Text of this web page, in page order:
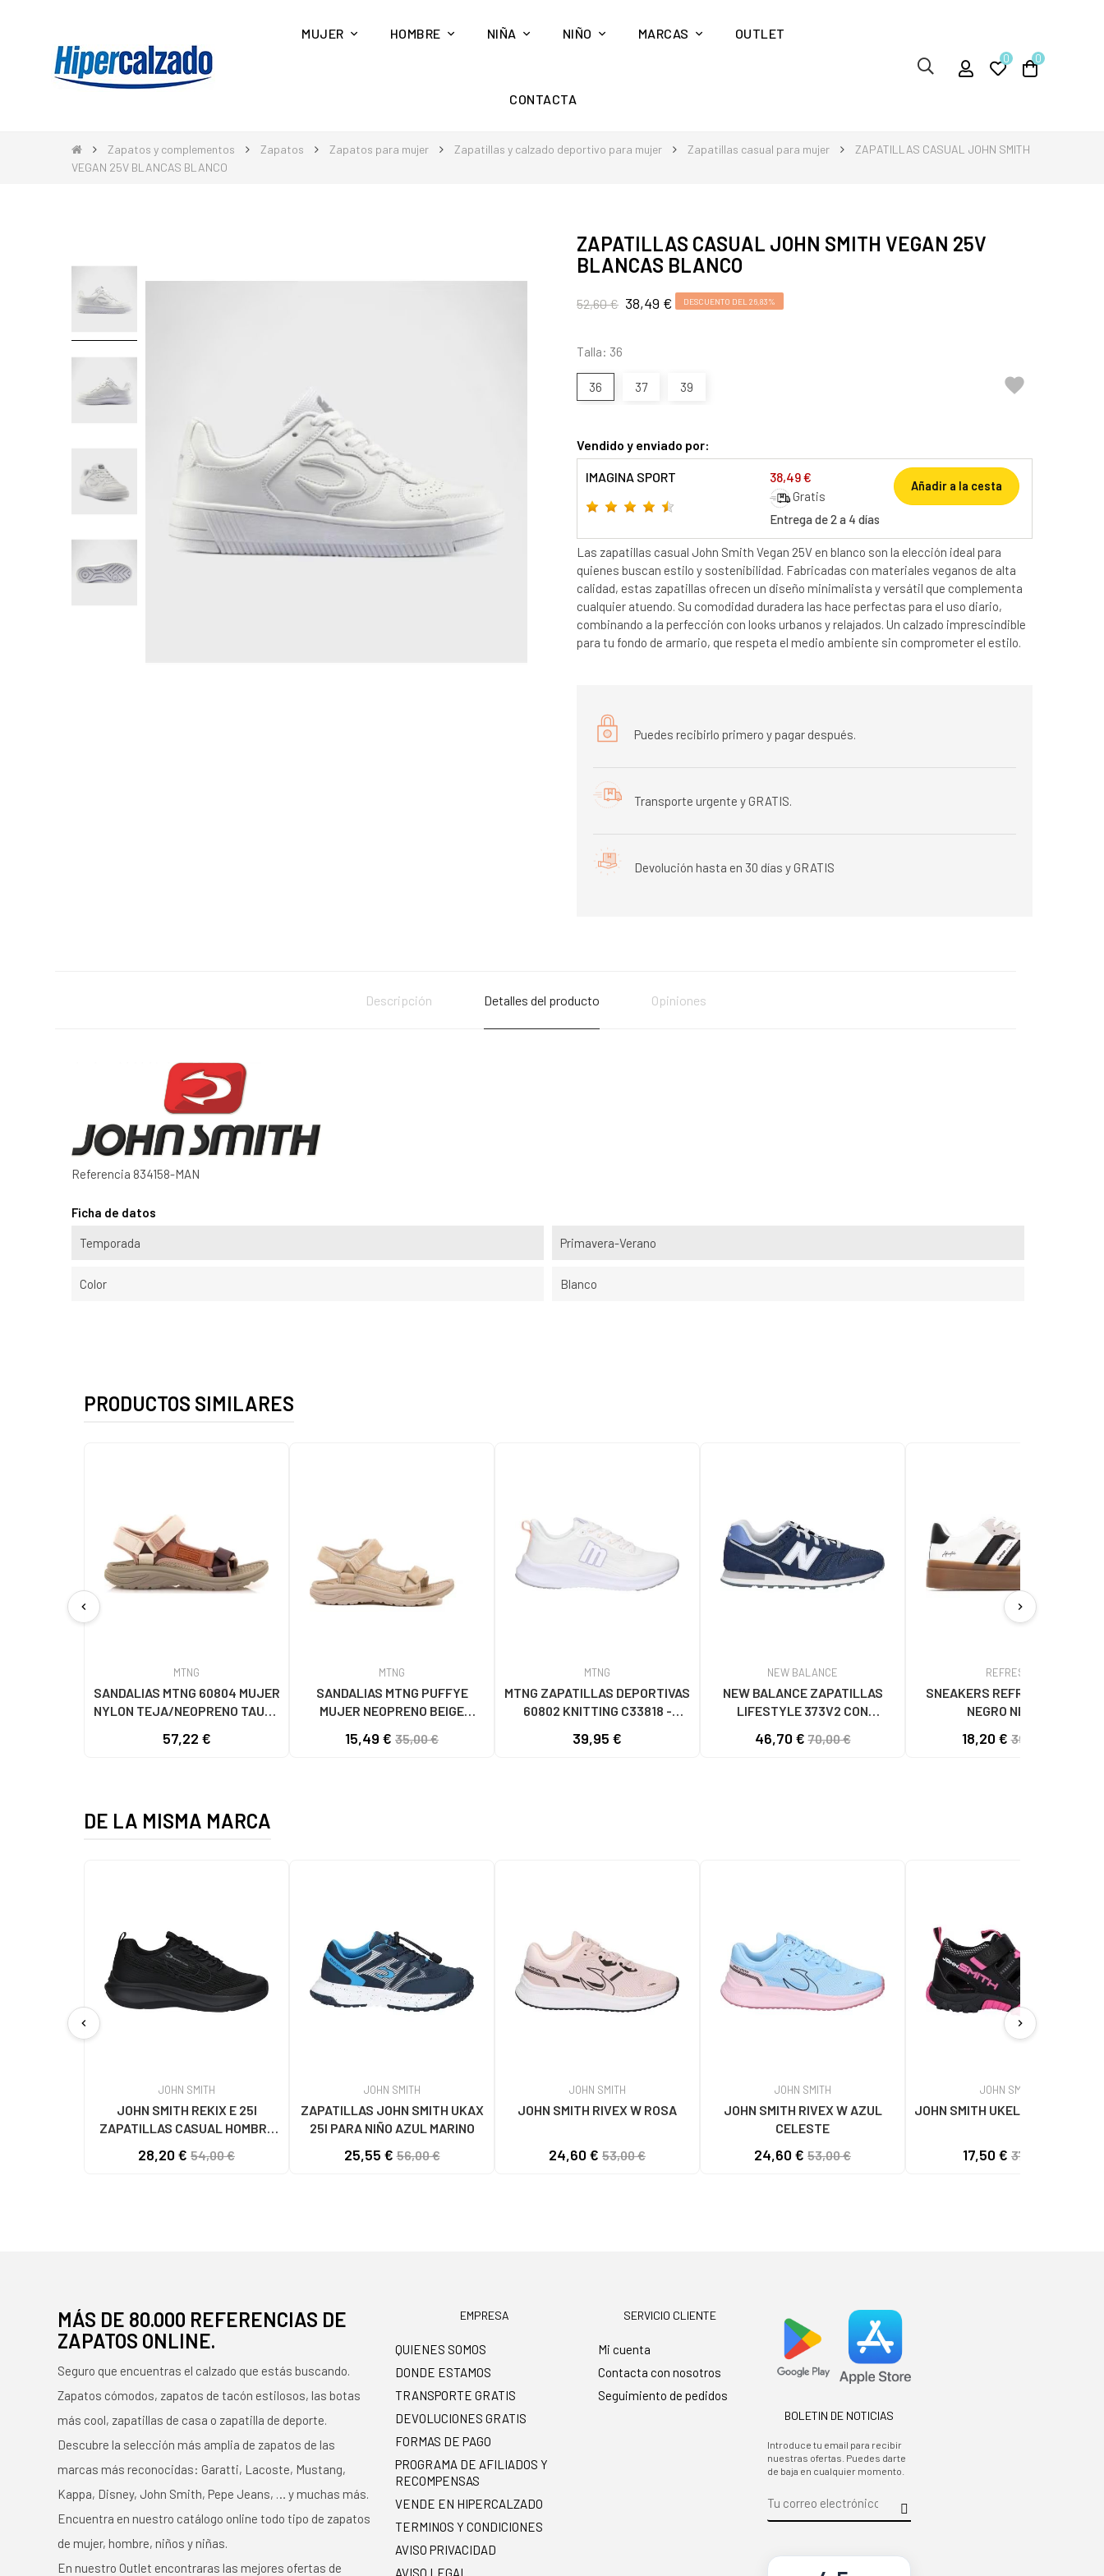
MUJER HOMBRE NIÑA NIÑO MARCAS OUTLET
CONTACTA
0 0
Zapatos y complementos Zapatos Zapatos para mujer Zapatillas y calzado deportivo para mujer Zapatillas casual para mujer
ZAPATILLAS CASUAL JOHN SMITH
VEGAN 25V BLANCAS BLANCO
ZAPATILLAS CASUAL JOHN SMITH VEGAN 25V
BLANCAS BLANCO
52,60 € 38,49 € DESCUENTO DEL 26,83%
Talla: 36
36 37 39 
Vendido y enviado por:
IMAGINA SPORT 38,49 €
Gratis
Entrega de 2 a 4 días
Añadir a la cesta
Las zapatillas casual John Smith Vegan 25V en blanco son la elección ideal para
quienes buscan estilo y sostenibilidad. Fabricadas con materiales veganos de alta
calidad, estas zapatillas ofrecen un diseño minimalista y versátil que complementa
cualquier atuendo. Su comodidad duradera las hace perfectas para el uso diario,
combinando a la perfección con looks urbanos y relajados. Un calzado imprescindible
para tu fondo de armario, que respeta el medio ambiente sin comprometer el estilo.
Puedes recibirlo primero y pagar después.
Transporte urgente y GRATIS.
Devolución hasta en 30 días y GRATIS
Descripción Detalles del producto Opiniones
Referencia 834158-MAN
Ficha de datos
Temporada Primavera-Verano
Color Blanco
PRODUCTOS SIMILARES
chevron_left
MTNG
SANDALIAS MTNG 60804 MUJER
NYLON TEJA/NEOPRENO TAUPE
NEOPRENE TAUPE
57,22 €
MTNG
SANDALIAS MTNG PUFFYE
MUJER NEOPRENO BEIGE
- NEOPRENE BEIGE
15,49 € 35,00 €
MTNG
MTNG ZAPATILLAS DEPORTIVAS
60802 KNITTING C33818 -
39,95 €
NEW BALANCE
NEW BALANCE ZAPATILLAS
LIFESTYLE 373V2 CON
46,70 €70,00 €
REFRESH
SNEAKERS REFRESH 173053
NEGRO NEGRO
18,20 €39,95 €
chevron_right
DE LA MISMA MARCA
chevron_left
JOHN SMITH
JOHN SMITH REKIX E 25I
ZAPATILLAS CASUAL HOMBRE
28,20 € 54,00 €
JOHN SMITH
ZAPATILLAS JOHN SMITH UKAX
25I PARA NIÑO AZUL MARINO
25,55 €56,00 €
JOHN SMITH
JOHN SMITH RIVEX W ROSA
24,60 € 53,00 €
JOHN SMITH
JOHN SMITH RIVEX W AZUL
CELESTE
24,60 € 53,00 €
JOHN SMITH
JOHN SMITH UKEL NEGRO-ROSA
17,50 € 37,90 €
chevron_right
MÁS DE 80.000 REFERENCIAS DE
ZAPATOS ONLINE.
Seguro que encuentras el calzado que estás buscando.
Zapatos cómodos, zapatos de tacón estilosos, las botas
más cool, zapatillas de casa o zapatilla de deporte.
Descubre la selección más amplia de zapatos de las
marcas más reconocidas: Garatti, Lacoste, Mustang,
Kappa, Disney, John Smith, Pepe Jeans, … y muchas más.
Encuentra en nuestro catálogo online todo tipo de zapatos
de mujer, hombre, niños y niñas.
En nuestro Outlet encontraras las mejores ofertas de
EMPRESA
QUIENES SOMOS
DONDE ESTAMOS
TRANSPORTE GRATIS
DEVOLUCIONES GRATIS
FORMAS DE PAGO
PROGRAMA DE AFILIADOS Y
RECOMPENSAS
VENDE EN HIPERCALZADO
TERMINOS Y CONDICIONES
AVISO PRIVACIDAD
AVISO LEGAL
SERVICIO CLIENTE
Mi cuenta
Contacta con nosotros
Seguimiento de pedidos
BOLETIN DE NOTICIAS
Introduce tu email para recibir
nuestras ofertas. Puedes darte
de baja en cualquier momento.